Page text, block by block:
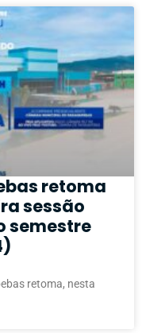
retoma
sessão
semestre
retoma, nesta